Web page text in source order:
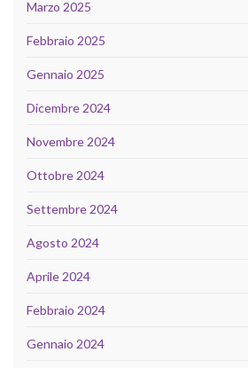
Marzo 2025
Febbraio 2025
Gennaio 2025
Dicembre 2024
Novembre 2024
Ottobre 2024
Settembre 2024
Agosto 2024
Aprile 2024
Febbraio 2024
Gennaio 2024